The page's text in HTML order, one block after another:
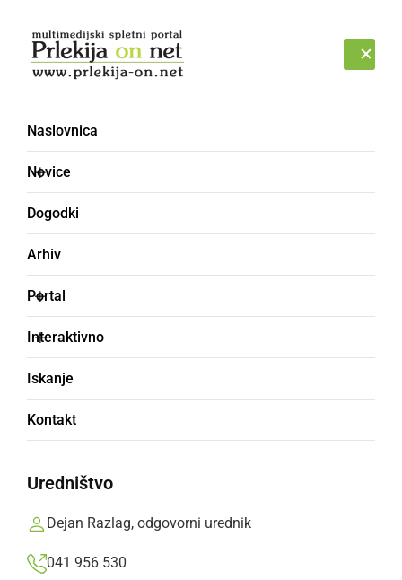
Naslovnica
Novice
Dogodki
Arhiv
Portal
Interaktivno
Iskanje
Kontakt
Uredništvo
Dejan Razlag, odgovorni urednik
041 956 530
AquaDrive
GOSPODARSTVO
Sodobna avtopralnica AquaDrive v
Noršincih pri Ljutomeru: Od pranja do
najema vozil